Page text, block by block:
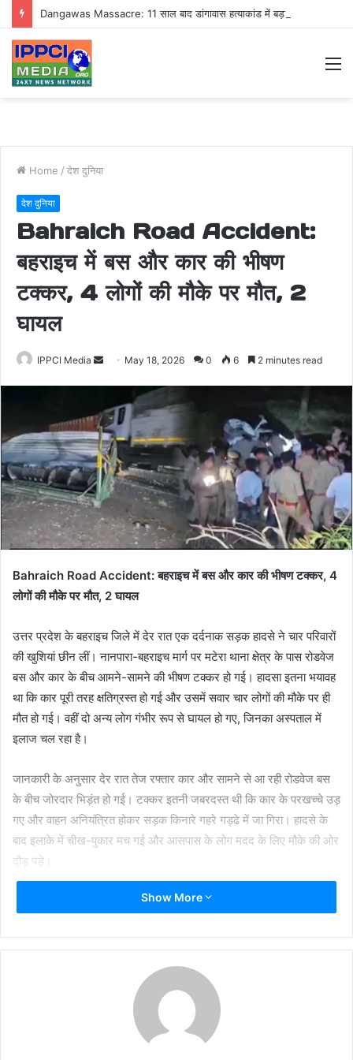
Home / देश दुनिया
देश दुनिया
Bahraich Road Accident:
बहराइच में बस और कार की भीषण
टक्कर, 4 लोगों की मौके पर मौत, 2
घायल
IPPCI Media
Send May 18, 2026 0 6 2 minutes read
Bahraich Road Accident: बहराइच में बस और कार की भीषण टक्कर, 4
लोगों की मौके पर मौत, 2 घायल
उत्तर प्रदेश के बहराइच जिले में देर रात एक दर्दनाक सड़क हादसे ने चार परिवारों
की खुशियां छीन लीं। नानपारा-बहराइच मार्ग पर मटेरा थाना क्षेत्र के पास रोडवेज
बस और कार के बीच आमने-सामने की भीषण टक्कर हो गई। हादसा इतना भयावह
था कि कार पूरी तरह क्षतिग्रस्त हो गई और उसमें सवार चार लोगों की मौके पर ही
मौत हो गई। वहीं दो अन्य लोग गंभीर रूप से घायल हो गए, जिनका अस्पताल में
इलाज चल रहा है।
जानकारी के अनुसार देर रात तेज रफ्तार कार और सामने से आ रही रोडवेज बस
के बीच जोरदार भिड़ंत हो गई। टक्कर इतनी जबरदस्त थी कि कार के परखच्चे उड़
गए और वाहन अनियंत्रित होकर सड़क किनारे गहरे गड्ढे में जा गिरा। हादसे के
बाद इलाके में चीख-पुकार मच गई और आसपास के लोग मदद के लिए मौके की ओर
दौड़ पड़े।
स्थानीय लोगों ने तुरंत पुलिस और एंबुलेंस को सूचना दी। घटना की जानकारी
ऑपरेशन शुरू किया गया। कार में फंसे लोगों को बाहर निकाला गया, लेकिन तब
गंभीर रूप से घायल दो लोगों को एंबुलेंस की मदद से मेडिकल कॉलेज भेजा गया,
जहां उनका इलाज जारी है। डॉक्टरों के अनुसार दोनों की हालत बेहद नाजुक बनी
Show More